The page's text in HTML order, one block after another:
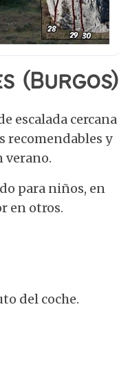
(Burgos)
escalada cercana
recomendables y
verano.
para niños, en
en otros.
del coche.